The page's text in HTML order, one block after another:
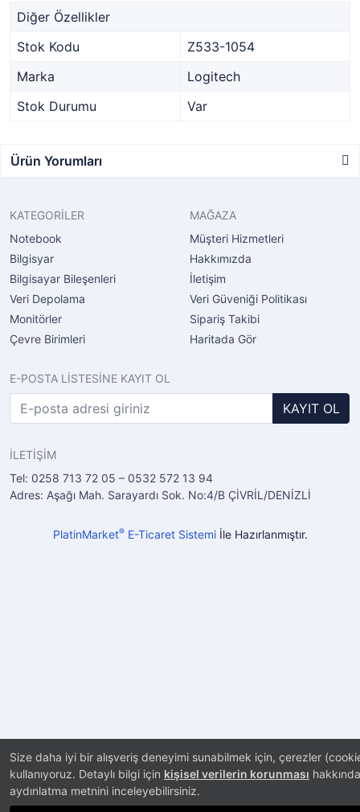
Size daha iyi bir alışveriş deneyimi sunabilmek için, çerezler
kullanıyoruz. Detaylı bilgi için kişisel verilerin korunması hakkında
aydınlatma metnini inceleyebilirsiniz.
Diğer Özellikler
Stok Kodu
Z533-1054
Marka
Logitech
Stok Durumu
Var
Ürün Yorumları
KATEGORİLER
Notebook
Bilgisyar
Bilgisayar Bileşenleri
Veri Depolama
Monitörler
Çevre Birimleri
MAĞAZA
Müşteri Hizmetleri
Hakkımızda
İletişim
Veri Güveniği Politikası
Sipariş Takibi
Haritada Gör
E-POSTA LİSTESİNE KAYIT OL
KAYIT OL
İLETİŞİM
Tel: 0258 713 72 05 – 0532 572 13 94
Adres: Aşağı Mah. Sarayardı Sok. No:4/B ÇİVRİL/DENİZLİ
PlatinMarket®E-Ticaret Sistemiİle Hazırlanmıştır.